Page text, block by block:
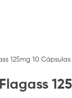
125mg 10 Cápsulas